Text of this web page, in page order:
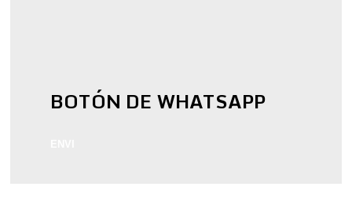
BOTÓN DE WHATSAPP